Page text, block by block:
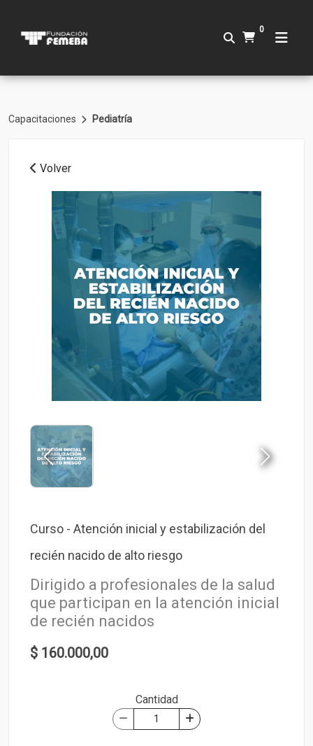
0
Capacitaciones Pediatría
Volver
Curso - Atención inicial y estabilización del
recién nacido de alto riesgo
Dirigido a profesionales de la salud
que participan en la atención inicial
de recién nacidos
$ 160.000,00
Cantidad